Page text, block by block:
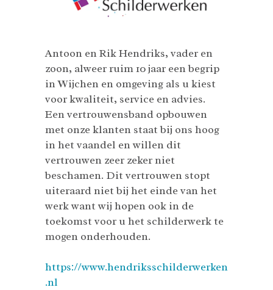
Antoon en Rik Hendriks, vader en
zoon, alweer ruim 10 jaar een begrip
in Wijchen en omgeving als u kiest
voor kwaliteit, service en advies.
Een vertrouwensband opbouwen
met onze klanten staat bij ons hoog
in het vaandel en willen dit
vertrouwen zeer zeker niet
beschamen. Dit vertrouwen stopt
uiteraard niet bij het einde van het
werk want wij hopen ook in de
toekomst voor u het schilderwerk te
mogen onderhouden.
https://www.hendriksschilderwerken
.nl